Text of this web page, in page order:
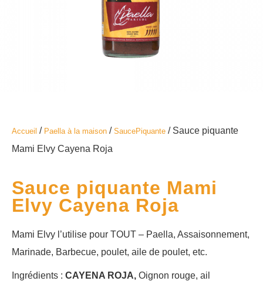
Accueil / Paella à la maison / SaucePiquante / Sauce piquante
Mami Elvy Cayena Roja
Sauce piquante Mami
Elvy Cayena Roja
Mami Elvy l’utilise pour TOUT – Paella, Assaisonnement,
Marinade, Barbecue, poulet, aile de poulet, etc.
Ingrédients : CAYENA ROJA, Oignon rouge, ail